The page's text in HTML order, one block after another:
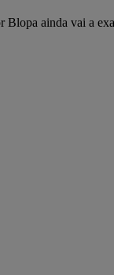
Blopa ainda vai a